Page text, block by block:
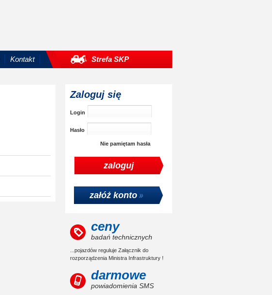
Kontakt Strefa SKP
Zaloguj się
Login
Hasło
Nie pamiętam hasła
załóż konto
ceny
badań technicznych
...pojazdów reguluje Załącznik do
rozporządzenia Ministra Infrastruktury !
darmowe
powiadomienia SMS